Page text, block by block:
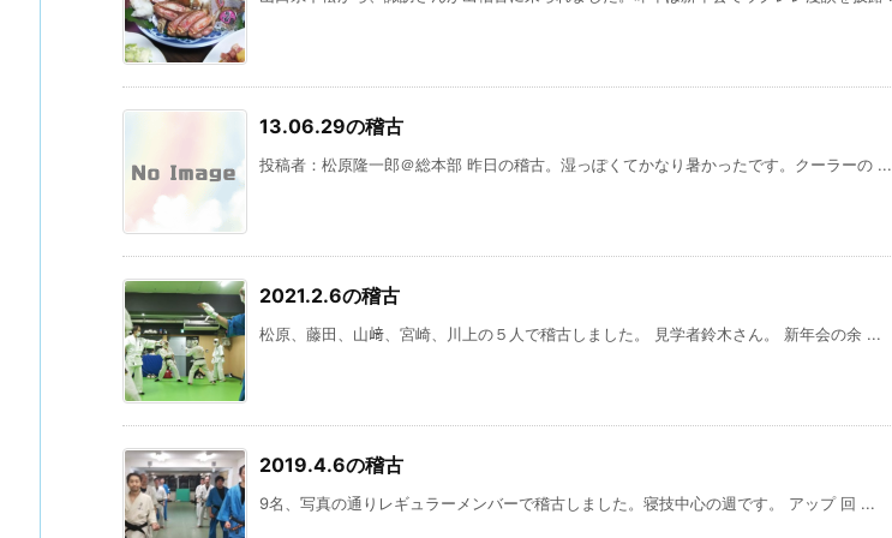
13.06.29の稽古
投稿者：松原隆一郎＠総本部 昨日の稽古。湿っぽくてかなり暑かったです。クーラーの ...
2021.2.6の稽古
松原、藤田、山﨑、宮崎、川上の５人で稽古しました。 見学者鈴木さん。 新年会の余 ...
2019.4.6の稽古
9名、写真の通りレギュラーメンバーで稽古しました。寝技中心の週です。 アップ 回 ...